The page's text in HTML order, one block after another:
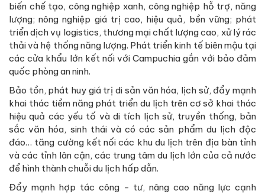
biến chế tạo, công nghiệp xanh, công nghiệp hỗ trợ, năng
lượng; nông nghiệp giá trị cao, hiệu quả, bền vững; phát
triển dịch vụ logistics, thương mại chất lượng cao, xử lý rác
thải và hệ thống năng lượng. Phát triển kinh tế biên mậu tại
các cửa khẩu lớn kết nối với Campuchia gắn với bảo đảm
quốc phòng an ninh.
Bảo tồn, phát huy giá trị di sản văn hóa, lịch sử, đẩy mạnh
khai thác tiềm năng phát triển du lịch trên cơ sở khai thác
hiệu quả các yếu tố và di tích lịch sử, truyền thống, bản
sắc văn hóa, sinh thái và có các sản phẩm du lịch độc
đáo… tăng cường kết nối các khu du lịch trên địa bàn tỉnh
và các tỉnh lân cận, các trung tâm du lịch lớn của cả nước
để hình thành chuỗi du lịch hấp dẫn.
Đẩy mạnh hợp tác công - tư, nâng cao năng lực cạnh